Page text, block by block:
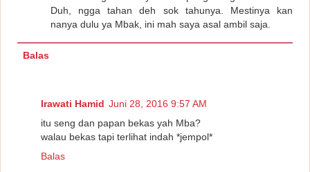
Duh, ngga tahan deh sok tahunya. Mestinya kan
nanya dulu ya Mbak, ini mah saya asal ambil saja.
Balas
Irawati Hamid Juni 28, 2016 9:57 AM
itu seng dan papan bekas yah Mba?
walau bekas tapi terlihat indah *jempol*
Balas